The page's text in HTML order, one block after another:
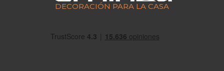
DECORACIÓN PARA LA CASA